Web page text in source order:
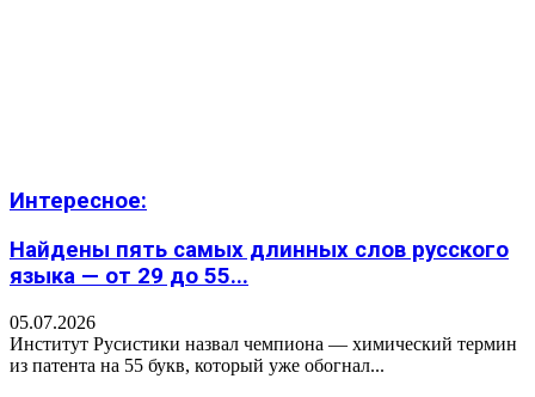
Интересное:
Найдены пять самых длинных слов русского
языка — от 29 до 55...
05.07.2026
Институт Русистики назвал чемпиона — химический термин
из патента на 55 букв, который уже обогнал...